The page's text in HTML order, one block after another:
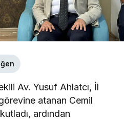
Av. Yusuf Ahlatcı, İl
atanan Cemil
ardından